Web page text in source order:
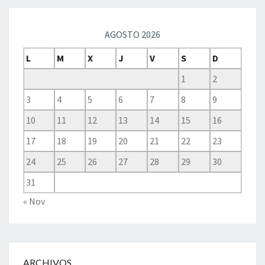
AGOSTO 2026
L
M X J V S
D
1
2
3
4 5 6 7 8
9
10
11 12 13 14 15
16
17
18 19 20 21 22
23
24
25 26 27 28 29
30
31
« Nov
ARCHIVOS